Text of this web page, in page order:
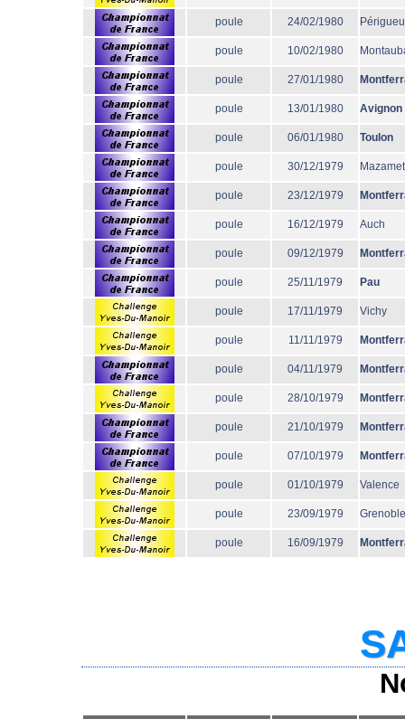
poule 24/02/1980
poule 10/02/1980
poule 27/01/1980
poule 13/01/1980 Avignon
poule 06/01/1980 Toulon
poule 30/12/1979 Mazamet
poule 23/12/1979
poule 16/12/1979 Auch
poule 09/12/1979
poule 25/11/1979 Pau
poule 17/11/1979 Vichy
poule 11/11/1979
poule 04/11/1979
poule 28/10/1979
poule 21/10/1979
poule 07/10/1979
poule 01/10/1979 Valence
poule 23/09/1979 Grenoble
poule 16/09/1979